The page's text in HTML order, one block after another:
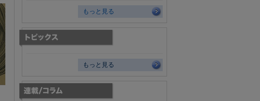
もっと見る
もっと見る